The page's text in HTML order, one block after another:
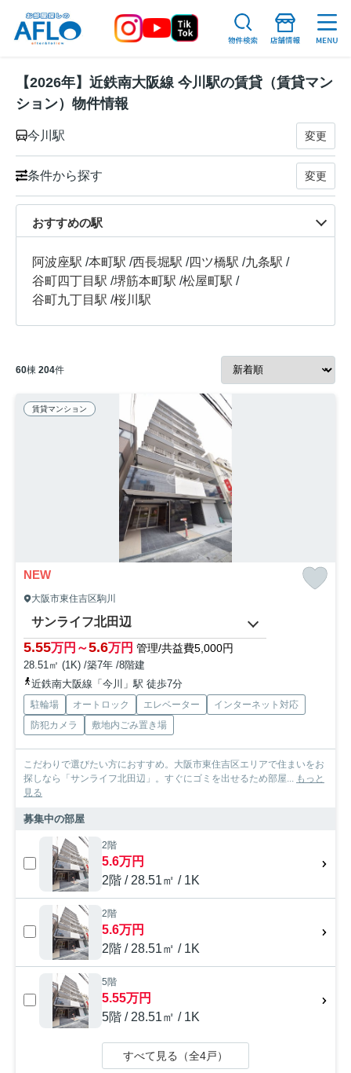
【2026年】近鉄南大阪線 今川駅の賃貸（賃貸マン
ション）物件情報
今川駅 変更
条件から探す 変更
おすすめの駅
阿波座駅 /本町駅 /西長堀駅 /四ツ橋駅 /九条駅 /
谷町四丁目駅 /堺筋本町駅 /松屋町駅 /
谷町九丁目駅 /桜川駅
60棟 204件
賃貸マンション
NEW
大阪市東住吉区駒川
サンライフ北田辺
5.55万円～5.6万円 管理/共益費5,000円
28.51㎡ (1K) /築7年 /8階建
近鉄南大阪線「今川」駅 徒歩7分
駐輪場 オートロック エレベーター
インターネット対応
防犯カメラ
敷地内ごみ置き場
こだわりで選びたい方におすすめ。大阪市東住吉区エリアで住まいをお
探しなら「サンライフ北田辺」。すぐにゴミを出せるため部屋...
もっと
見る
募集中の部屋
2階
5.6万円
2階 / 28.51㎡ / 1K
2階
5.6万円
2階 / 28.51㎡ / 1K
5階
5.55万円
5階 / 28.51㎡ / 1K
すべて見る（全4戸）